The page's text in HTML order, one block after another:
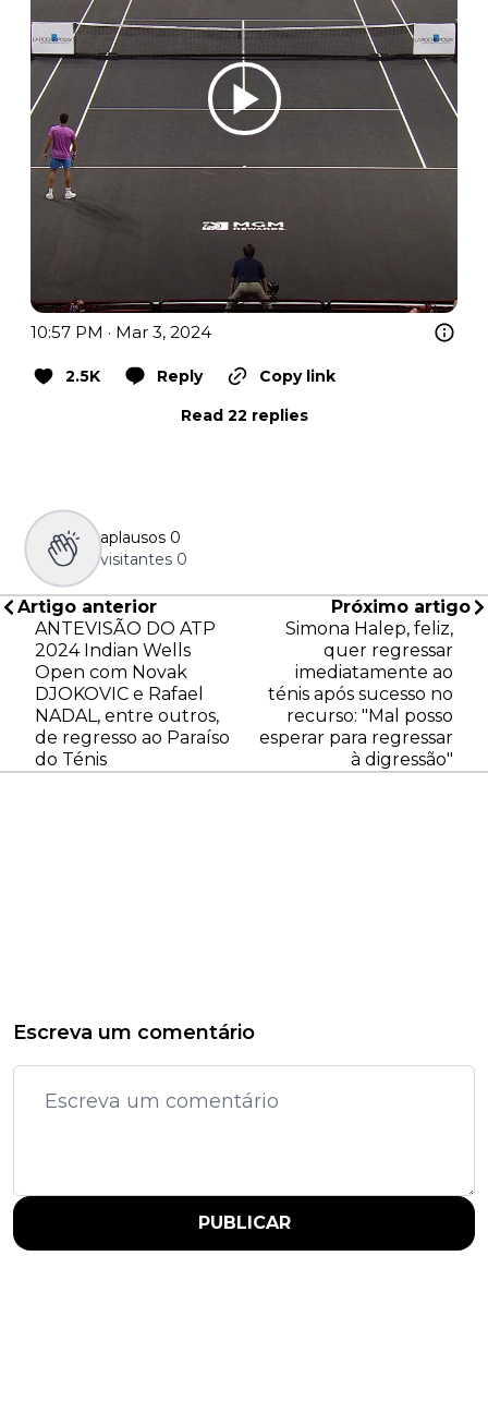
10:57 PM · Mar 3, 2024
2.5K Reply
Copy link
Read 22 replies
aplausos 0
visitantes 0
Artigo anterior
ANTEVISÃO DO ATP
2024 Indian Wells
Open com Novak
DJOKOVIC e Rafael
NADAL, entre outros,
de regresso ao Paraíso
do Ténis
Próximo artigo
Simona Halep, feliz,
quer regressar
imediatamente ao
ténis após sucesso no
recurso: "Mal posso
esperar para regressar
à digressão"
Escreva um comentário
PUBLICAR